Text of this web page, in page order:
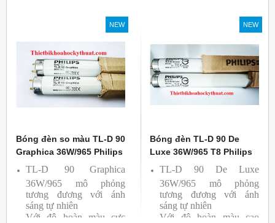
Sản phẩm được sản xuất
bởi hãng Philips, xuất xứ
Ba lan
NEW
Bóng đèn so màu TL-D 90
Graphica 36W/965 Philips
TL-D 90 Graphica
36W/965 mô phỏng
tương đương với ánh
sáng tự nhiên
Với độ hoàn màu cực
NEW
Bóng đèn TL-D 90 De
Luxe 36W/965 T8 Philips
TL-D 90 De Luxe
36W/965 mô phỏng
tương đương với ánh
sáng tự nhiên
Với độ hoàn màu cao